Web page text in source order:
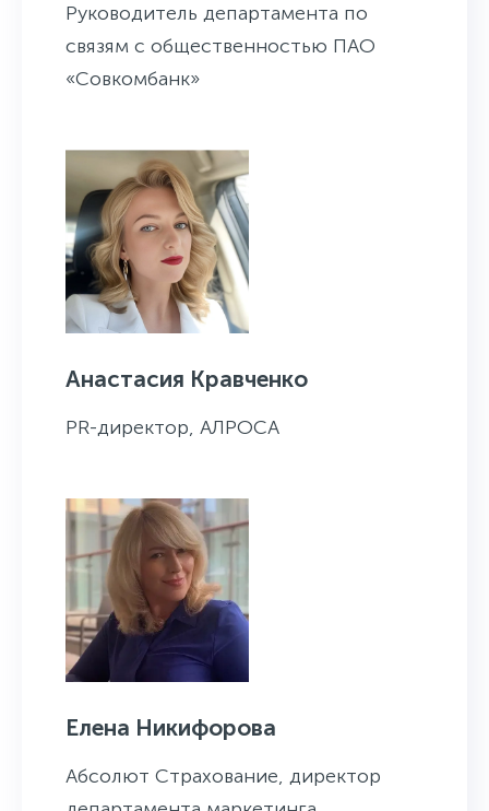
Руководитель департамента по
связям с общественностью ПАО
«Совкомбанк»
Анастасия Кравченко
PR-директор, АЛРОСА
Елена Никифорова
Абсолют Страхование, директор